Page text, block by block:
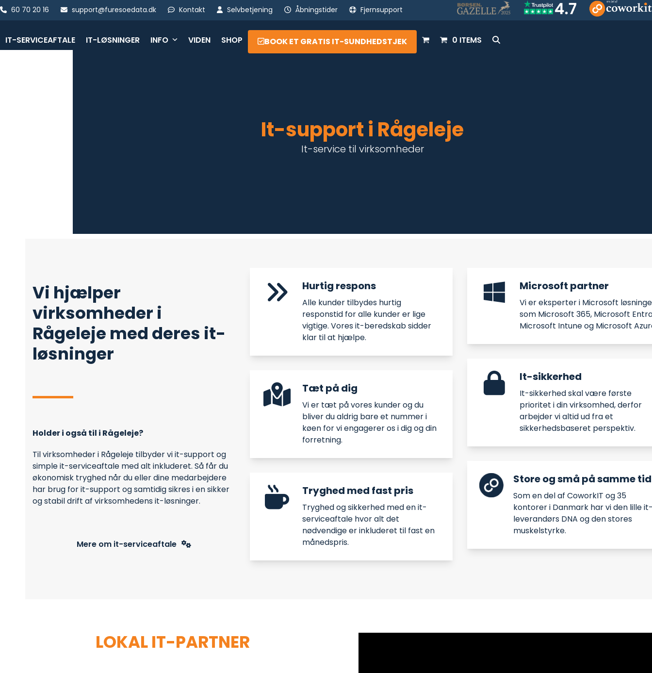
Skip
to
60 70 20 16 support@furesoedata.dk Kontakt Selvbetjening Åbningstider Fjernsupport
IT-SERVICEAFTALE IT-LØSNINGER INFO VIDEN SHOP BOOK ET GRATIS IT-SUNDHEDSTJEK 0 ITEMS
It-support i Rågeleje
It-service til virksomheder
Vi hjælper
virksomheder i
Rågeleje med deres it-
løsninger
Holder i også til i Rågeleje?
Til virksomheder i Rågeleje tilbyder vi it-support og
simple it-serviceaftale med alt inkluderet. Så får du
økonomisk tryghed når du eller dine medarbejdere
har brug for it-support og samtidig sikres i en sikker
og stabil drift af virksomhedens it-løsninger.
Mere om it-serviceaftale
Hurtig respons
Alle kunder tilbydes hurtig
responstid for alle kunder er lige
vigtige. Vores it-beredskab sidder
klar til at hjælpe.
Tæt på dig
Vi er tæt på vores kunder og du
bliver du aldrig bare et nummer i
køen for vi engagerer os i dig og din
forretning.
Tryghed med fast pris
Tryghed og sikkerhed med en it-
serviceaftale hvor alt det
nødvendige er inkluderet til fast en
månedspris.
Microsoft partner
Vi er eksperter i Microsoft
som Microsoft 365, Microsoft
Microsoft Intune og Microsoft
It-sikkerhed
It-sikkerhed skal være første
prioritet i din virksomhed, derfor
arbejder vi altid ud fra et
sikkerhedsbaseret perspektiv.
Store og små på samme tid
Som en del af CoworkIT og 35
kontorer i Danmark har vi den lille
leverandørs DNA og den stores
muskelstyrke.
LOKAL IT-PARTNER